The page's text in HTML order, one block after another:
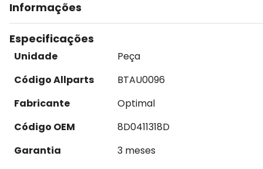
Informações
Especificações
Unidade
Peça
Código Allparts
BTAU0096
Fabricante
Optimal
Código OEM
8D0411318D
Garantia
3 meses